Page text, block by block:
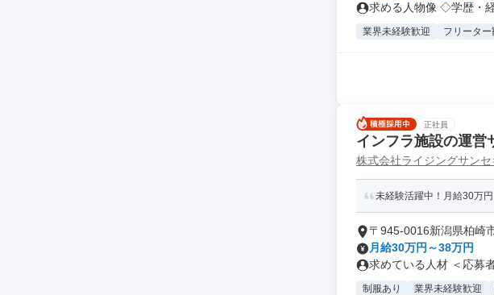
求める人物像 ◇学歴・
業界未経験歓迎 フリーター
正社員
インフラ施設の運営
株式会社ライジングサン
未経験活躍中！月給30万
〒945-0016新潟県柏崎
月給30万円～38万円
求めている人材 ＜応募
制服あり 業界未経験歓迎